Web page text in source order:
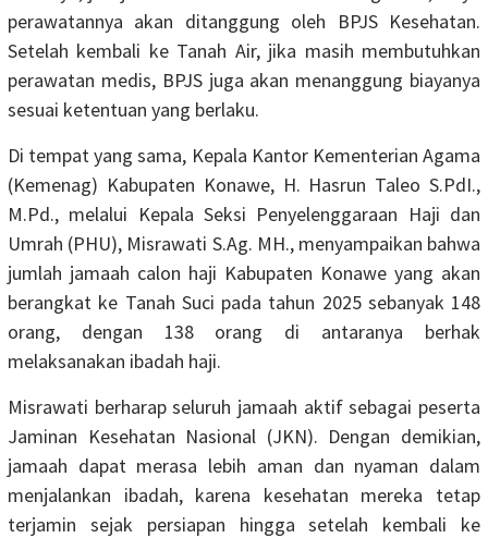
perawatannya akan ditanggung oleh BPJS Kesehatan.
Setelah kembali ke Tanah Air, jika masih membutuhkan
perawatan medis, BPJS juga akan menanggung biayanya
sesuai ketentuan yang berlaku.
Di tempat yang sama, Kepala Kantor Kementerian Agama
(Kemenag) Kabupaten Konawe, H. Hasrun Taleo S.PdI.,
M.Pd., melalui Kepala Seksi Penyelenggaraan Haji dan
Umrah (PHU), Misrawati S.Ag. MH., menyampaikan bahwa
jumlah jamaah calon haji Kabupaten Konawe yang akan
berangkat ke Tanah Suci pada tahun 2025 sebanyak 148
orang, dengan 138 orang di antaranya berhak
melaksanakan ibadah haji.
Misrawati berharap seluruh jamaah aktif sebagai peserta
Jaminan Kesehatan Nasional (JKN). Dengan demikian,
jamaah dapat merasa lebih aman dan nyaman dalam
menjalankan ibadah, karena kesehatan mereka tetap
terjamin sejak persiapan hingga setelah kembali ke